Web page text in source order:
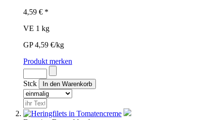
4,59 € *
VE 1 kg
GP 4,59 €/kg
Produkt merken
Stck